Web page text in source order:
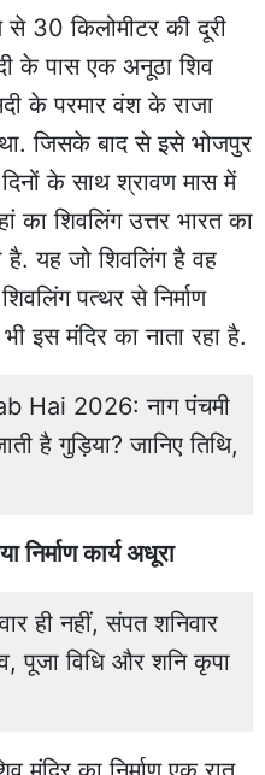
से 30 किलोमीटर की दूरी
के पास एक अनूठा शिव
के परमार वंश के राजा
था. जिसके बाद से इसे भोजपुर
के साथ श्रावण मास में
का शिवलिंग उत्तर भारत का
है. यह जो शिवलिंग है वह
पत्थर से निर्माण
इस मंदिर का नाता रहा है.
Hai 2026: नाग पंचमी
है गुड़िया? जानिए तिथि,
निर्माण कार्य अधूरा
ही नहीं, संपत शनिवार
पूजा विधि और शनि कृपा